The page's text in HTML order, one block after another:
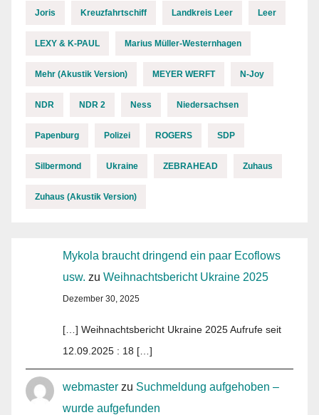
Joris Kreuzfahrtschiff Landkreis Leer Leer
LEXY & K-PAUL Marius Müller-Westernhagen
Mehr (Akustik Version) MEYER WERFT N-Joy
NDR NDR 2 Ness Niedersachsen
Papenburg Polizei ROGERS SDP
Silbermond Ukraine ZEBRAHEAD Zuhaus
Zuhaus (Akustik Version)
Mykola braucht dringend ein paar Ecoflows
usw. zu Weihnachtsbericht Ukraine 2025
Dezember 30, 2025
[…] Weihnachtsbericht Ukraine 2025 Aufrufe seit
12.09.2025 : 18 […]
webmaster zu Suchmeldung aufgehoben –
wurde aufgefunden